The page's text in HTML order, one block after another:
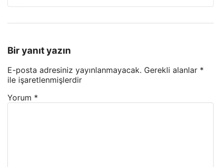
Bir yanıt yazın
E-posta adresiniz yayınlanmayacak. Gerekli alanlar *
ile işaretlenmişlerdir
Yorum *